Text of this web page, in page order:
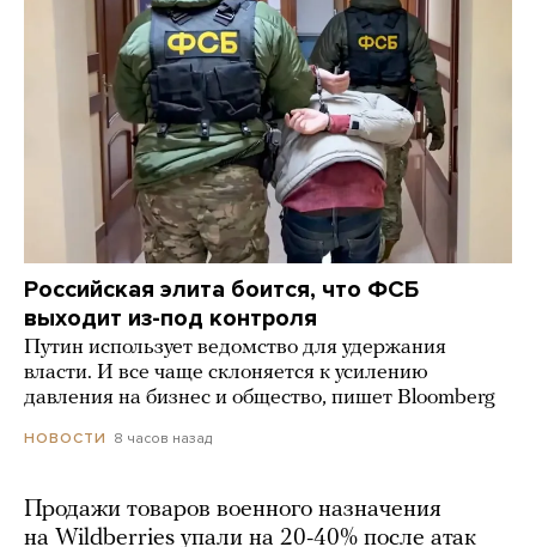
Российская элита боится, что ФСБ
выходит из-под контроля
Путин использует ведомство для удержания
власти. И все чаще склоняется к усилению
давления на бизнес и общество, пишет Bloomberg
НОВОСТИ 8 часов назад
Продажи товаров военного назначения
на Wildberries упали на 20-40% после атак